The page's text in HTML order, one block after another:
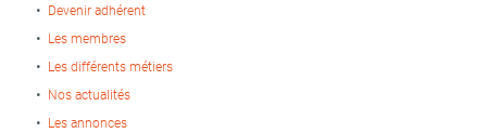
Devenir adhérent
Les membres
Les différents métiers
Nos actualités
Les annonces